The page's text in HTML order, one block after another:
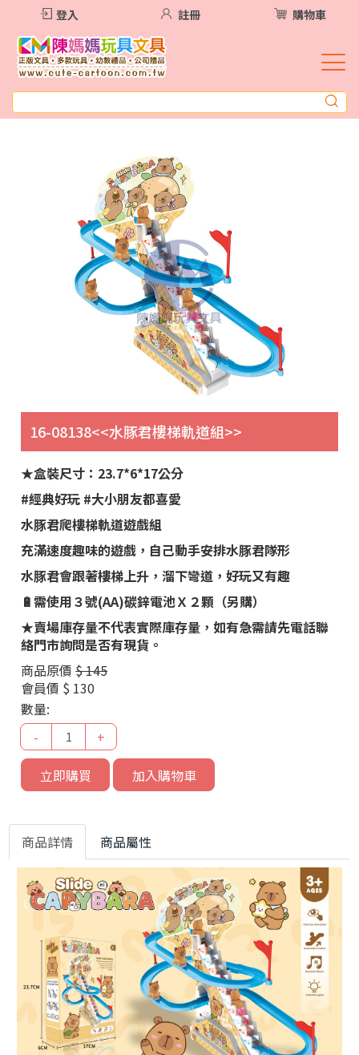
登入 註冊 購物車
16-08138<<水豚君樓梯軌道組>>
★盒裝尺寸：23.7*6*17公分
#經典好玩 #大小朋友都喜愛
水豚君爬樓梯軌道遊戲組
充滿速度趣味的遊戲，自己動手安排水豚君隊形
水豚君會跟著樓梯上升，溜下彎道，好玩又有趣
🔋需使用３號(AA)碳鋅電池Ｘ２顆（另購）
★賣場庫存量不代表實際庫存量，如有急需請先電話聯
絡門市詢問是否有現貨。
商品原價 $ 145
會員價 $ 130
數量:
-
+
立即購買
加入購物車
商品詳情 商品屬性